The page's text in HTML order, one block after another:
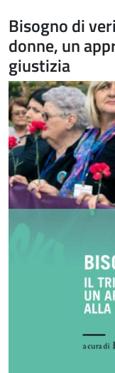
Bisogno di
donne, un
giustizia